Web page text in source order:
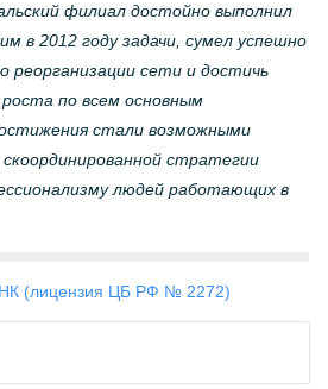
филиал достойно выполнил
в 2012 году задачи, сумел успешно
реорганизации сети и достичь
по всем основным
стали возможными
стратегии
людей работающих в
(лицензия ЦБ РФ № 2272)